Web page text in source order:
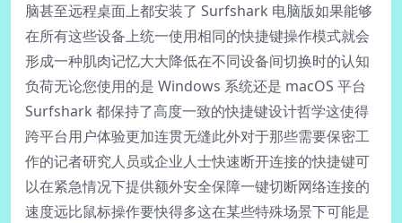
脑甚至远程桌面上都安装了 Surfshark 电脑版如果能够
在所有这些设备上统一使用相同的快捷键操作模式就会
形成一种肌肉记忆大大降低在不同设备间切换时的认知
负荷无论您使用的是 Windows 系统还是 macOS 平台
Surfshark 都保持了高度一致的快捷键设计哲学这使得
跨平台用户体验更加连贯无缝此外对于那些需要保密工
作的记者研究人员或企业人士快速断开连接的快捷键可
以在紧急情况下提供额外安全保障一键切断网络连接的
速度远比鼠标操作要快得多这在某些特殊场景下可能是